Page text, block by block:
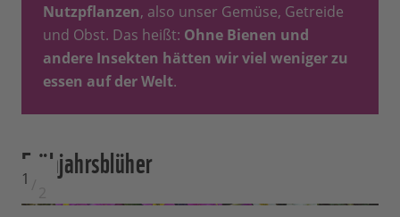
Nutzpflanzen, also unser Gemüse, Getreide
und Obst. Das heißt: Ohne Bienen und
andere Insekten hätten wir viel weniger zu
essen auf der Welt.
Frühjahrsblüher
1